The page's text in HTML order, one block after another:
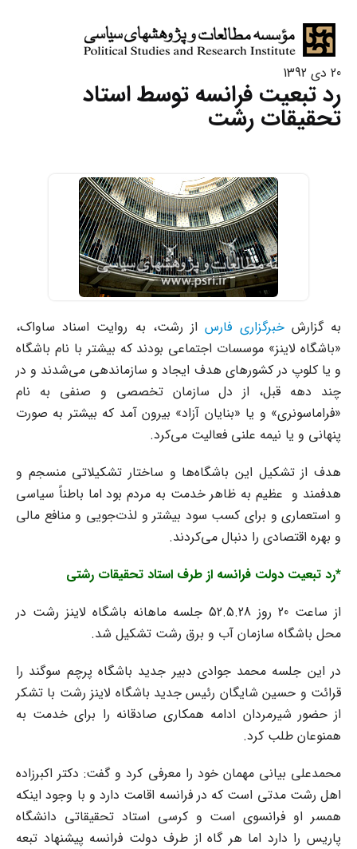
20 دی 1392
رد تبعیت فرانسه توسط استاد
تحقیقات رشت
به گزارشخبرگزاری فارساز رشت، به روایت اسناد ساواک،
«باشگاه لاینز» موسسات اجتماعی بودند که بیشتر با نام باشگاه
و یا کلوپ در کشورهای هدف ایجاد و سازماندهی می‌شدند و در
چند دهه قبل، از دل سازمان تخصصی و صنفی به نام
«فراماسونری» و یا «بنایان آزاد» بیرون آمد که بیشتر به صورت
پنهانی و یا نیمه علنی فعالیت می‌کرد.
هدف از تشکیل این باشگاه‌ها و ساختار تشکیلاتی منسجم و
هدفمند و عظیم به ظاهر خدمت به مردم بود اما باطناً سیاسی
و استعماری و برای کسب سود بیشتر و لذت‌جویی و منافع مالی
و بهره اقتصادی را دنبال می‌کردند.
*رد تبعیت دولت فرانسه از طرف استاد تحقیقات رشتی
از ساعت 20 روز 52.5.28 جلسه ماهانه باشگاه لاینز رشت در
محل باشگاه سازمان آب و برق رشت تشکیل شد.
در این جلسه محمد جوادی دبیر جدید باشگاه پرچم سوگند را
قرائت و حسین شایگان رئیس جدید باشگاه لاینز رشت با تشکر
از حضور شیرمردان ادامه همکاری صادقانه را برای خدمت به
همنوعان طلب کرد.
محمدعلی بیانی مهمان خود را معرفی کرد و گفت: دکتر اکبرزاده
اهل رشت مدتی است که در فرانسه اقامت دارد و با وجود اینکه
همسر او فرانسوی است و کرسی استاد تحقیقاتی دانشگاه
پاریس را دارد اما هر گاه از طرف دولت فرانسه پیشنهاد تبعه